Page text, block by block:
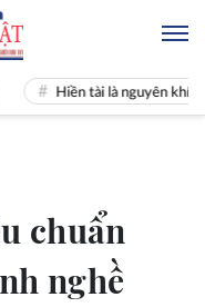
Hiền tài là nguyên khí Quốc gia
chuẩn
nghề